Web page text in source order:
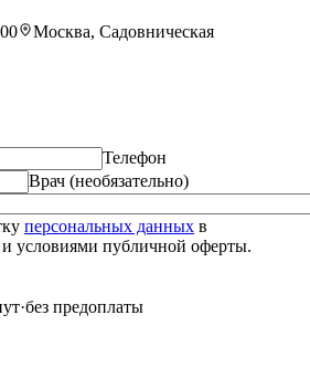
Москва, Садовническая
Телефон
Врач (необязательно)
персональных данных в
условиями публичной оферты.
·без предоплаты